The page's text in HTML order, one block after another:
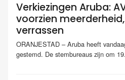
Verkiezingen Aruba:
voorzien meerderheid,
verrassen
ORANJESTAD – Aruba heeft
gestemd. De stembureaus zijn om